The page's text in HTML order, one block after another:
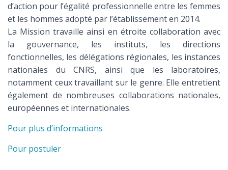
d’action pour l’égalité professionnelle entre les femmes
et les hommes adopté par l’établissement en 2014.
La Mission travaille ainsi en étroite collaboration avec
la gouvernance, les instituts, les directions
fonctionnelles, les délégations régionales, les instances
nationales du CNRS, ainsi que les laboratoires,
notamment ceux travaillant sur le genre. Elle entretient
également de nombreuses collaborations nationales,
européennes et internationales.
Pour plus d’informations
Pour postuler